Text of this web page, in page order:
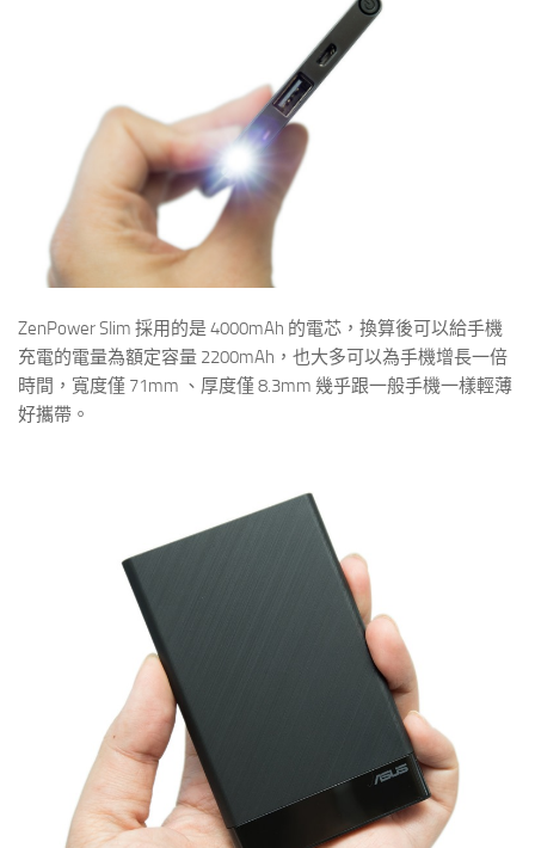
ZenPower Slim 採用的是 4000mAh 的電芯，換算後可以給手機
充電的電量為額定容量 2200mAh，也大多可以為手機增長一倍
時間，寬度僅 71mm 、厚度僅 8.3mm 幾乎跟一般手機一樣輕薄
好攜帶。